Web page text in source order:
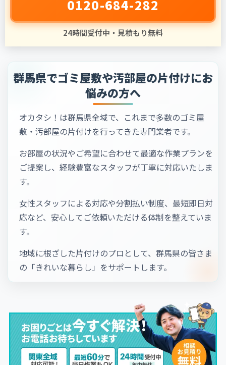
0120-684-282
24時間受付中・見積もり無料
群馬県でゴミ屋敷や汚部屋の片付けにお
悩みの方へ
オカタシ！は群馬県全域で、これまで多数のゴミ屋
敷・汚部屋の片付けを行ってきた専門業者です。
お部屋の状況やご希望に合わせて最適な作業プランを
ご提案し、経験豊富なスタッフが丁寧に対応いたしま
す。
女性スタッフによる対応や分割払い制度、最短即日対
応など、安心してご依頼いただける体制を整えていま
す。
地域に根ざした片付けのプロとして、群馬県の皆さま
の「きれいな暮らし」をサポートします。